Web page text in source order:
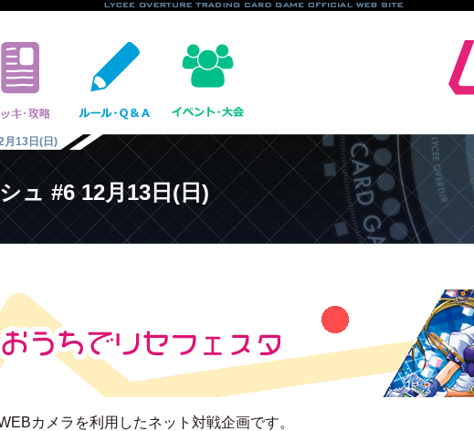
月13日(日)
ュ #6 12月13日(日)
カメラを利用したネット対戦企画です。